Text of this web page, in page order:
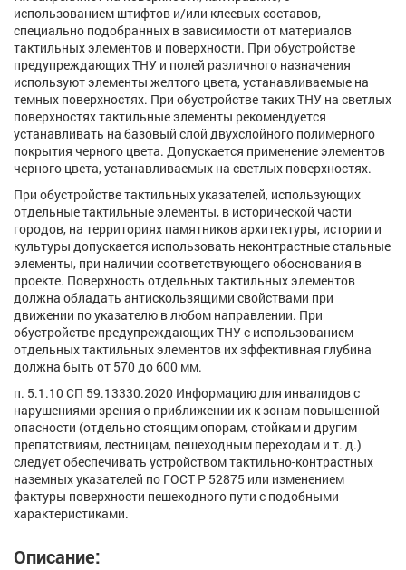
использованием штифтов и/или клеевых составов,
специально подобранных в зависимости от материалов
тактильных элементов и поверхности. При обустройстве
предупреждающих ТНУ и полей различного назначения
используют элементы желтого цвета, устанавливаемые на
темных поверхностях. При обустройстве таких ТНУ на светлых
поверхностях тактильные элементы рекомендуется
устанавливать на базовый слой двухслойного полимерного
покрытия черного цвета. Допускается применение элементов
черного цвета, устанавливаемых на светлых поверхностях.
При обустройстве тактильных указателей, использующих
отдельные тактильные элементы, в исторической части
городов, на территориях памятников архитектуры, истории и
культуры допускается использовать неконтрастные стальные
элементы, при наличии соответствующего обоснования в
проекте. Поверхность отдельных тактильных элементов
должна обладать антискользящими свойствами при
движении по указателю в любом направлении. При
обустройстве предупреждающих ТНУ с использованием
отдельных тактильных элементов их эффективная глубина
должна быть от 570 до 600 мм.
п. 5.1.10 СП 59.13330.2020 Информацию для инвалидов с
нарушениями зрения о приближении их к зонам повышенной
опасности (отдельно стоящим опорам, стойкам и другим
препятствиям, лестницам, пешеходным переходам и т. д.)
следует обеспечивать устройством тактильно-контрастных
наземных указателей по ГОСТ Р 52875 или изменением
фактуры поверхности пешеходного пути с подобными
характеристиками.
Описание: